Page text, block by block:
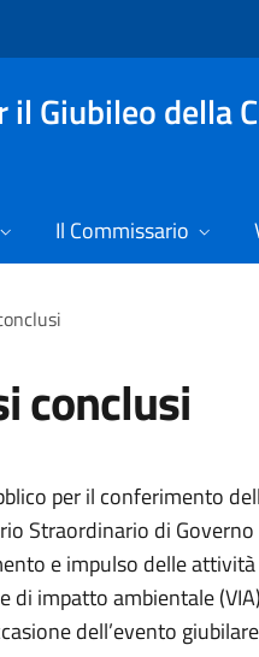
Giubileo della
Il Commissario
conclusi
per il conferimento
Straordinario di
e impulso delle
di impatto ambientale
dell’evento